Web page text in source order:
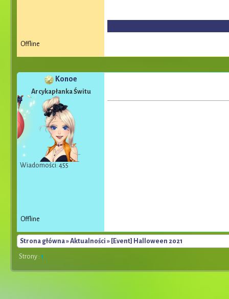
Offline
Konoe
Arcykapłanka Świtu
Wiadomości: 455
Offline
Strona główna»Aktualności » [Event] Halloween 2021
Strony : 1